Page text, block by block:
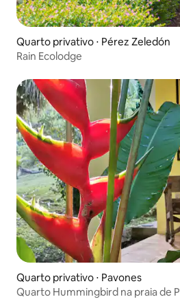
Quarto privativo ⋅ Pérez Zeledón
Rain Ecolodge
Quarto privativo ⋅ Pavones
Quarto Hummingbird na praia de